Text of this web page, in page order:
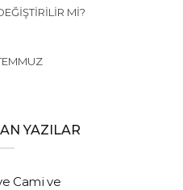
MI?
YAZILAR
Cami ve